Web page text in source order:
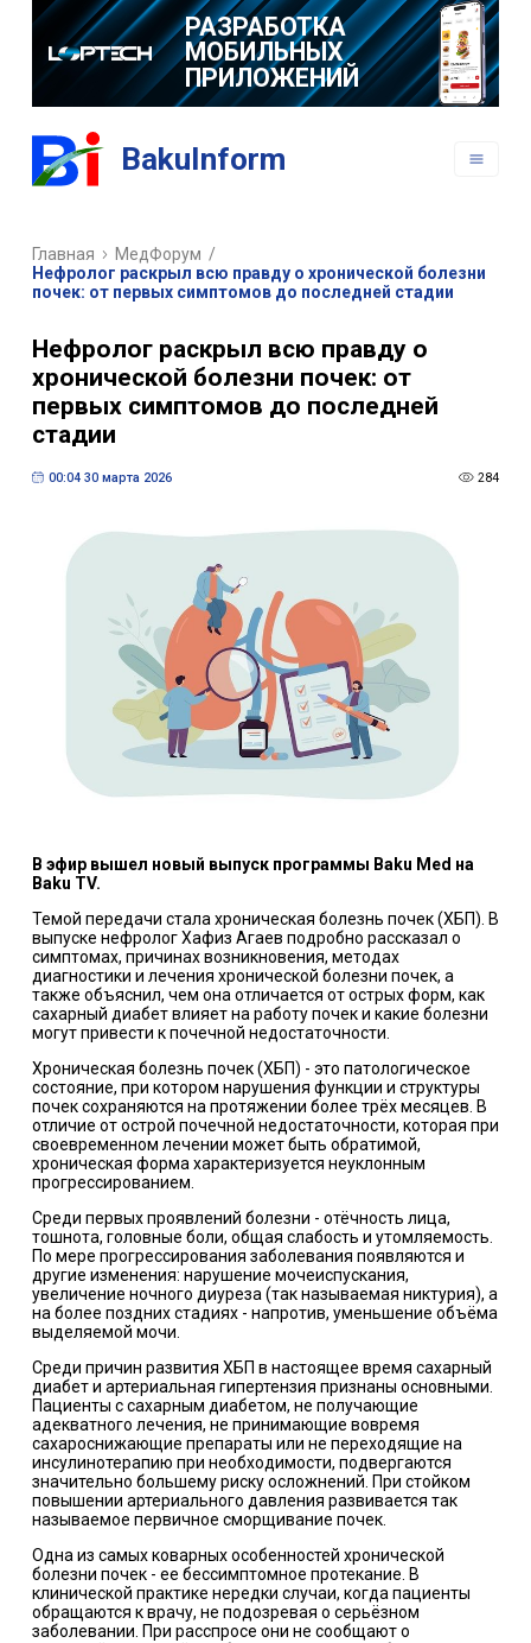
РАЗРАБОТКА
МОБИЛЬНЫХ
ПРИЛОЖЕНИЙ
BakuInform
Главная МедФорум /
Нефролог раскрыл всю правду о хронической болезни
почек: от первых симптомов до последней стадии
Нефролог раскрыл всю правду о
хронической болезни почек: от
первых симптомов до последней
стадии
00:04 30 марта 2026 284
В эфир вышел новый выпуск программы Baku Med на
Baku TV.
Темой передачи стала хроническая болезнь почек (ХБП). В
выпуске нефролог Хафиз Агаев подробно рассказал о
симптомах, причинах возникновения, методах
диагностики и лечения хронической болезни почек, а
также объяснил, чем она отличается от острых форм, как
сахарный диабет влияет на работу почек и какие болезни
могут привести к почечной недостаточности.
Хроническая болезнь почек (ХБП) - это патологическое
состояние, при котором нарушения функции и структуры
почек сохраняются на протяжении более трёх месяцев. В
отличие от острой почечной недостаточности, которая при
своевременном лечении может быть обратимой,
хроническая форма характеризуется неуклонным
прогрессированием.
Среди первых проявлений болезни - отёчность лица,
тошнота, головные боли, общая слабость и утомляемость.
По мере прогрессирования заболевания появляются и
другие изменения: нарушение мочеиспускания,
увеличение ночного диуреза (так называемая никтурия), а
на более поздних стадиях - напротив, уменьшение объёма
выделяемой мочи.
Среди причин развития ХБП в настоящее время сахарный
диабет и артериальная гипертензия признаны основными.
Пациенты с сахарным диабетом, не получающие
адекватного лечения, не принимающие вовремя
сахароснижающие препараты или не переходящие на
инсулинотерапию при необходимости, подвергаются
значительно большему риску осложнений. При стойком
повышении артериального давления развивается так
называемое первичное сморщивание почек.
Одна из самых коварных особенностей хронической
болезни почек - ее бессимптомное протекание. В
клинической практике нередки случаи, когда пациенты
обращаются к врачу, не подозревая о серьёзном
заболевании. При расспросе они не сообщают о